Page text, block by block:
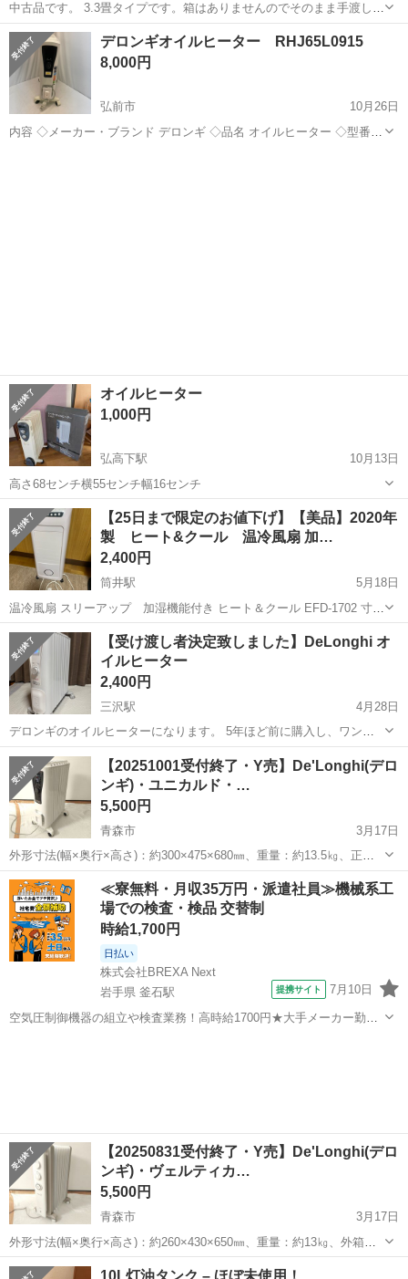
中古品です。 3.3畳タイプです。箱はありませんのでそのまま手渡しに
なります。
青森 弘前市 弘前駅 季節、空調家電 POH
デロンギオイルヒーター RHJ65L0915
8,000円
弘前市
10月26日
内容 ◇メーカー・ブランド デロンギ ◇品名 オイルヒーター ◇型番
オイルヒーター
1,000円
弘高下駅
10月13日
高さ68センチ横55センチ幅16センチ
青森 弘前市 弘高下駅 季節、空調家電
【25日まで限定のお値下げ】【美品】2020年
製 ヒート&クール 温冷風扇 加…
2,400円
筒井駅
5月18日
温冷風扇 スリーアップ 加湿機能付き ヒート＆クール EFD-1702 寸
法 幅30.5 奥行き29.5 高さ75㎝（キャスター含む） 重量・・
6.9Kg 2020年製 夏は涼しく、冬は暖かく、これ1台で...
青森 青森市 筒井駅 季節、空調家電 キャスター
【受け渡し者決定致しました】DeLonghi オ
イルヒーター
2,400円
三沢駅
4月28日
デロンギのオイルヒーターになります。 5年ほど前に購入し、ワンシ
ーズンだけ使用して 押し入れで保管しておりました。 上部の網の隙間
に多少ホコリが付着しておりますが、 傷や凹みはなく綺麗な状態だと
思います。 動作確認済です...
青森 三沢市 季節、空調家電 デロンギ
【20251001受付終了・Y売】De'Longhi(デロ
ンギ)・ユニカルド・…
5,500円
青森市
3月17日
外形寸法(幅×奥行×高さ)：約300×475×680㎜、重量：約13.5㎏、正常
動作確認済、状態ランク：C 商品は画像に写っているものが全てで
す。側面に小さなヘコミが見受けられます。その他状態は画像をご確
青森 青森市 季節、空調家電 RHJ
≪寮無料・月収35万円・派遣社員≫機械系工
場での検査・検品 交替制
時給1,700円
日払い
株式会社BREXA Next
岩手県 釜石駅
提携サイト 7月10日
空気圧制御機器の組立や検査業務！高時給1700円★大手メーカー勤
【20250831受付終了・Y売】De'Longhi(デロ
ンギ)・ヴェルティカ…
5,500円
青森市
3月17日
外形寸法(幅×奥行×高さ)：約260×430×650㎜、重量：約13㎏、外箱な
し、正常動作確認済、状態ランク：B 商品は画像に写っているものが
青森 青森市 季節、空調家電 ヴェルティカルド
10L灯油タンク – ほぼ未使用！